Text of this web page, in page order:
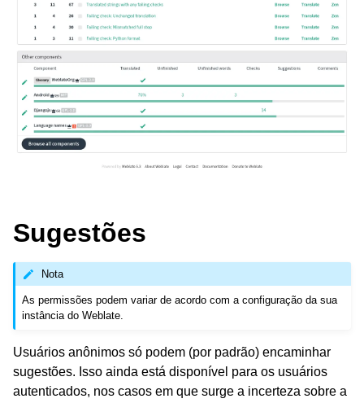
Sugestões
Nota
As permissões podem variar de acordo com a configuração da sua
instância do Weblate.
Usuários anônimos só podem (por padrão) encaminhar
sugestões. Isso ainda está disponível para os usuários
autenticados, nos casos em que surge a incerteza sobre a